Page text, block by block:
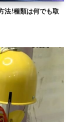
法!種類は何でも取